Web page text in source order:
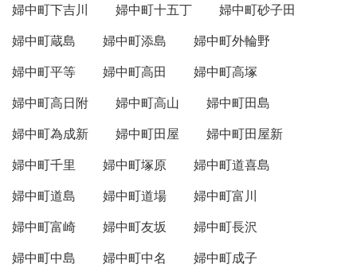
婦中町下吉川
婦中町十五丁
婦中町砂子田
婦中町蔵島
婦中町添島
婦中町外輪野
婦中町平等
婦中町高田
婦中町高塚
婦中町高日附
婦中町高山
婦中町田島
婦中町為成新
婦中町田屋
婦中町田屋新
婦中町千里
婦中町塚原
婦中町道喜島
婦中町道島
婦中町道場
婦中町富川
婦中町富崎
婦中町友坂
婦中町長沢
婦中町中島
婦中町中名
婦中町成子